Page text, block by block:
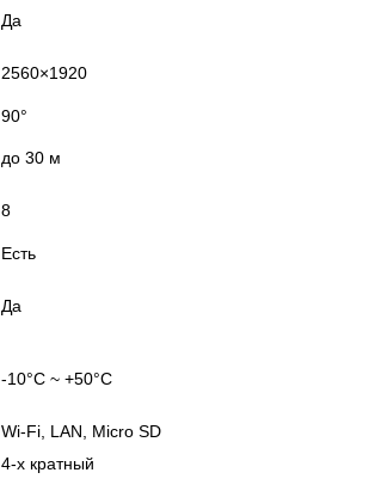
Да
2560×1920
90°
до 30 м
8
Есть
Да
-10°С ~ +50°С
Wi-Fi, LAN, Micro SD
4-х кратный